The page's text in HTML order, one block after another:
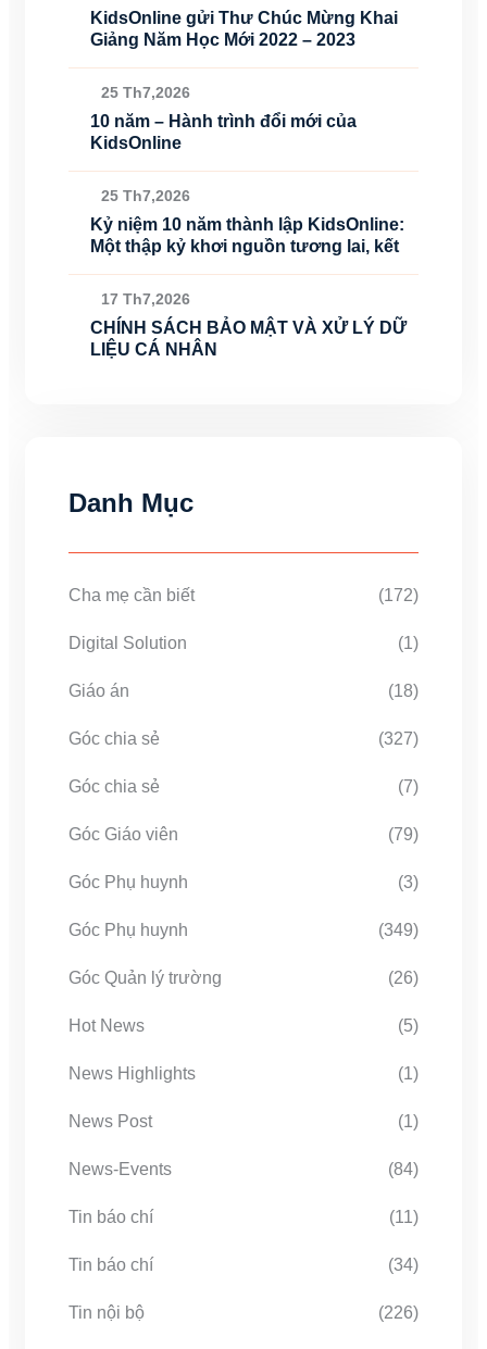
KidsOnline gửi Thư Chúc Mừng Khai
Giảng Năm Học Mới 2022 – 2023
25 Th7,2026
10 năm – Hành trình đổi mới của
KidsOnline
25 Th7,2026
Kỷ niệm 10 năm thành lập KidsOnline:
Một thập kỷ khơi nguồn tương lai, kết
17 Th7,2026
CHÍNH SÁCH BẢO MẬT VÀ XỬ LÝ DỮ
LIỆU CÁ NHÂN
Danh Mục
Cha mẹ cần biết (172)
Digital Solution (1)
Giáo án (18)
Góc chia sẻ (327)
Góc chia sẻ (7)
Góc Giáo viên (79)
Góc Phụ huynh (3)
Góc Phụ huynh (349)
Góc Quản lý trường (26)
Hot News (5)
News Highlights (1)
News Post (1)
News-Events (84)
Tin báo chí (11)
Tin báo chí (34)
Tin nội bộ (226)